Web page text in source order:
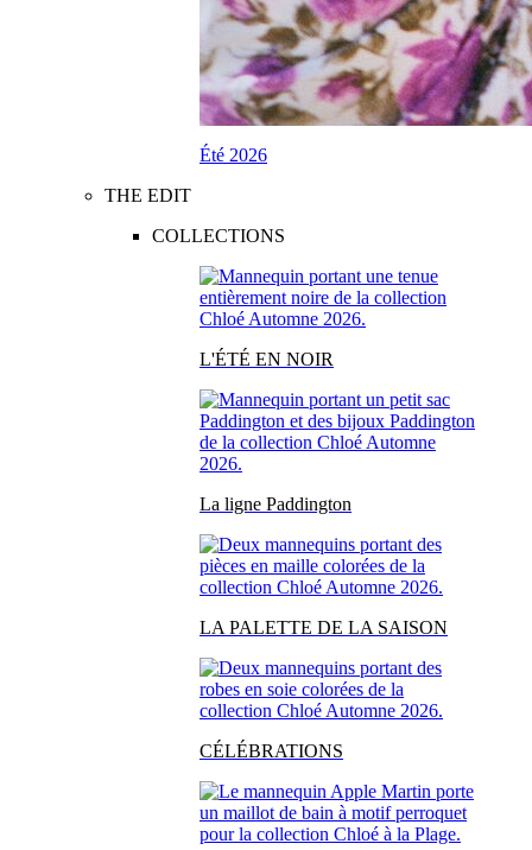
Été 2026
THE EDIT
COLLECTIONS
L'ÉTÉ EN NOIR
La ligne Paddington
LA PALETTE DE LA SAISON
CÉLÉBRATIONS